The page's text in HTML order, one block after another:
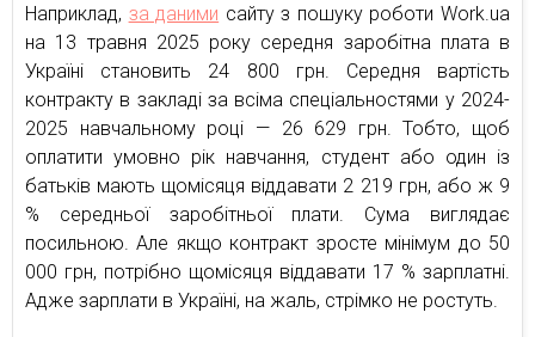
Наприклад, за даними сайту з пошуку роботи Work.ua
на 13 травня 2025 року середня заробітна плата в
Україні становить 24 800 грн. Середня вартість
контракту в закладі за всіма спеціальностями у 2024-
2025 навчальному році — 26 629 грн. Тобто, щоб
оплатити умовно рік навчання, студент або один із
батьків мають щомісяця віддавати 2 219 грн, або ж 9
% середньої заробітньої плати. Сума виглядає
посильною. Але якщо контракт зросте мінімум до 50
000 грн, потрібно щомісяця віддавати 17 % зарплатні.
Адже зарплати в Україні, на жаль, стрімко не ростуть.